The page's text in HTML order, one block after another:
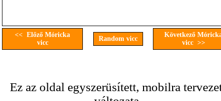
<< Előző Móricka
vicc
Random vicc
Következő
vicc >>
Ez az oldal egyszerüsített, mobilra